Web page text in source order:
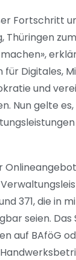
Fortschritt
Thüringen
Digitales,
und
Nun gelte
371, die in
seien.
auf BAföG